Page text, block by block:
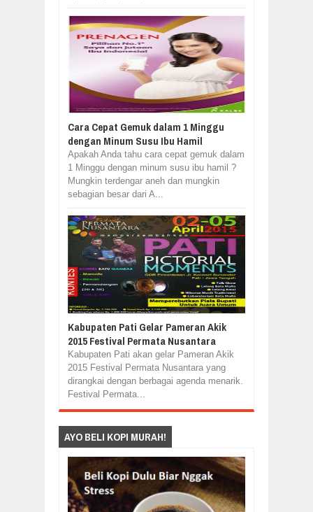
Cara Cepat Gemuk dalam 1 Minggu
dengan Minum Susu Ibu Hamil
Apakah Anda tahu cara cepat gemuk dalam
1 Minggu dengan minum susu ibu hamil ?
Mungkin terdengar aneh dan mungkin
sebagian besar dari A...
Kabupaten Pati Gelar Pameran Akik
2015 Festival Permata Nusantara
Kabupaten Pati akan gelar Pameran Akik
2015 Festival Permata Nusantara yang
dirangkai dengan berbagai agenda menarik.
Festival Permata...
AYO BELI KOPI MURAH!